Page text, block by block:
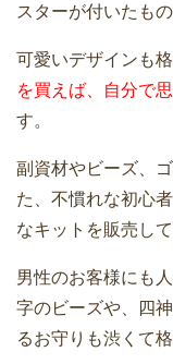
スターが付いたも
可愛いデザインも
を買えば、自分で
す。
副資材やビーズ、
た、不慣れな初心
なキットを販売し
男性のお客様にも
字のビーズや、四
るお守りも渋くて